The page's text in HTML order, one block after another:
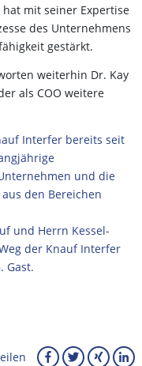
mit seiner Expertise
des Unternehmens
gestärkt.
weiterhin Dr. Kay
als COO weitere
Interfer bereits seit
und die
den Bereichen
und Herrn Kessel-
der Knauf Interfer
Gast.